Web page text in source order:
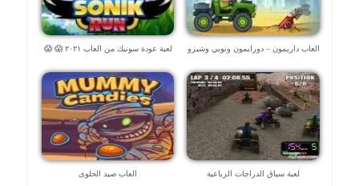
العاب داريمون – دورايمون ونوبي وشيزو
لعبة عودة سونيك من العاب ٢٠٢١ 😱 😱
لعبة سباق الدراجات الرباعية العاب صيد الحلوى